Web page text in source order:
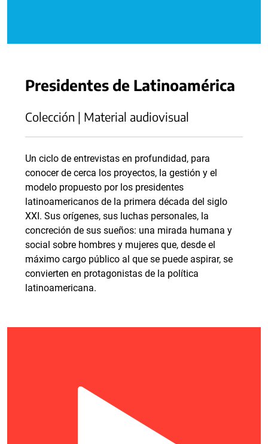
Presidentes de Latinoamérica
Colección | Material audiovisual
Un ciclo de entrevistas en profundidad, para
conocer de cerca los proyectos, la gestión y el
modelo propuesto por los presidentes
latinoamericanos de la primera década del siglo
XXI. Sus orígenes, sus luchas personales, la
concreción de sus sueños: una mirada humana y
social sobre hombres y mujeres que, desde el
máximo cargo público al que se puede aspirar, se
convierten en protagonistas de la política
latinoamericana.